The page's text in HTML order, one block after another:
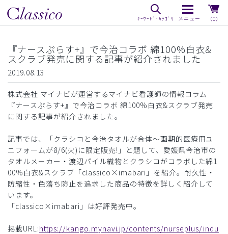
（0）
『ナースぷらす+』で今治コラボ 綿100%白衣&
スクラブ発売に関する記事が紹介されました
2019.08.13
株式会社 マイナビが運営するマイナビ看護師の情報コラム
『ナースぷらす+』で今治コラボ 綿100%白衣&スクラブ発売
に関する記事が紹介されました。
記事では、「クラシコと今治タオルが合体～画期的医療用ユ
ニフォームが8/6(火)に限定販売!」と題して、愛媛県今治市の
タオルメーカー・渡辺パイル織物とクラシコがコラボした綿1
00%白衣&スクラブ「classico×imabari」を紹介。耐久性・
防縮性・色落ち防止を追求した商品の特徴を詳しく紹介して
います。
「classico×imabari」は好評発売中。
掲載URL:https://kango.mynavi.jp/contents/nurseplus/indu